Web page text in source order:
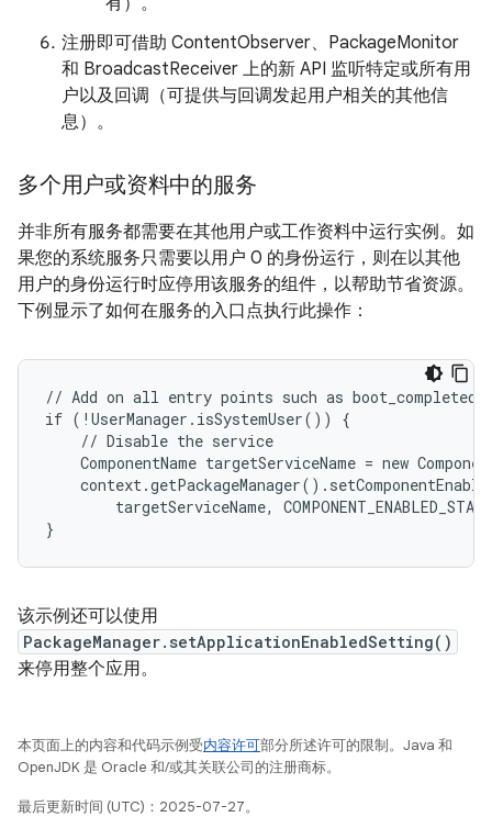
注册即可借助 ContentObserver、PackageMonitor
和 BroadcastReceiver 上的新 API 监听特定或所有用
户以及回调（可提供与回调发起用户相关的其他信
息）。
多个用户或资料中的服务
并非所有服务都需要在其他用户或工作资料中运行实例。如
果您的系统服务只需要以用户 0 的身份运行，则在以其他
用户的身份运行时应停用该服务的组件，以帮助节省资源。
下例显示了如何在服务的入口点执行此操作：
// Add on all entry points such as
if (!UserManager.isSystemUser()) {
    // Disable the service
ComponentName targetServiceName = new
targetServiceName,
该示例还可以使用
PackageManager.setApplicationEnabledSetting()
来停用整个应用。
本页面上的内容和代码示例受内容许可部分所述许可的限制。Java 和
OpenJDK 是 Oracle 和/或其关联公司的注册商标。
最后更新时间 (UTC)：2025-07-27。